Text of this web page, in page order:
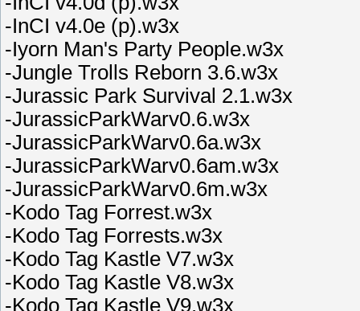
-InCI v4.0e (p).w3x
-Iyorn Man's Party People.w3x
-Jungle Trolls Reborn 3.6.w3x
-Jurassic Park Survival 2.1.w3x
-JurassicParkWarv0.6.w3x
-JurassicParkWarv0.6a.w3x
-JurassicParkWarv0.6am.w3x
-JurassicParkWarv0.6m.w3x
-Kodo Tag Forrest.w3x
-Kodo Tag Forrests.w3x
-Kodo Tag Kastle V7.w3x
-Kodo Tag Kastle V8.w3x
-Kodo Tag Kastle V9.w3x